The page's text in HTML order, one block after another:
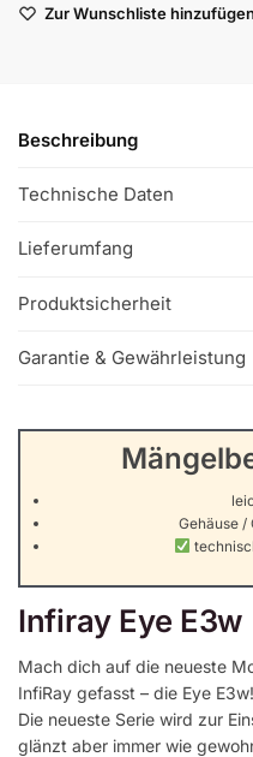
Zur Wunschliste hinzufügen
Beschreibung
Technische Daten
Lieferumfang
Produktsicherheit
Garantie & Gewährleistung
Gehäuse /
Infiray Eye E3w
Mach dich auf die neueste
InfiRay gefasst – die Eye E3w!
Die neueste Serie wird zur
glänzt aber immer wie